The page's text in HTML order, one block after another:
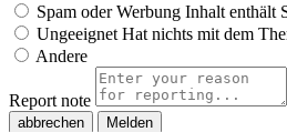
Spam oder Werbung Inhalt enthält
Ungeeignet Hat nichts mit dem
Andere
Report note
Melden